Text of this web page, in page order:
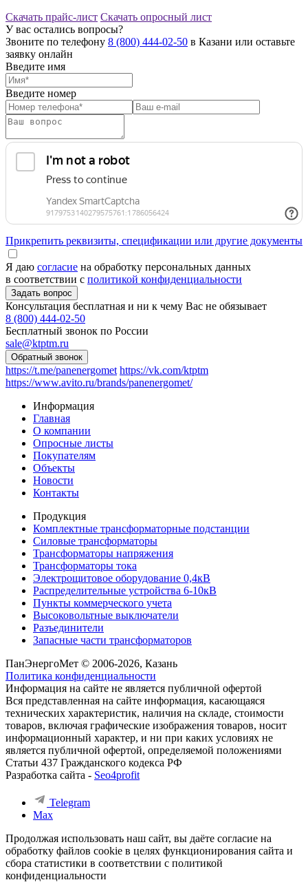
Скачать прайс-лист Скачать опросный лист
У вас остались вопросы?
Звоните по телефону 8 (800) 444-02-50 в Казани или оставьте
заявку онлайн
Введите имя
Введите номер
Прикрепить реквизиты, спецификации или другие документы
Я даю согласие на обработку персональных данных
в соответствии с политикой конфиденциальности
Консультация бесплатная и ни к чему Вас не обязывает
8 (800) 444-02-50
Бесплатный звонок по России
sale@ktptm.ru
https://t.me/panenergomet https://vk.com/ktptm
https://www.avito.ru/brands/panenergomet/
Информация
Главная
О компании
Опросные листы
Покупателям
Объекты
Новости
Контакты
Продукция
Комплектные трансформаторные подстанции
Силовые трансформаторы
Трансформаторы напряжения
Трансформаторы тока
Электрощитовое оборудование 0,4кВ
Распределительные устройства 6-10кВ
Пункты коммерческого учета
Высоковольтные выключатели
Разъединители
Запасные части трансформаторов
ПанЭнергоМет © 2006-2026, Казань
Политика конфиденциальности
Информация на сайте не является публичной офертой
Вся представленная на сайте информация, касающаяся
технических характеристик, наличия на складе, стоимости
товаров, включая графические изображения товаров, носит
информационный характер, и ни при каких условиях не
является публичной офертой, определяемой положениями
Статьи 437 Гражданского кодекса РФ
Разработка сайта - Seo4profit
Telegram
Max
Продолжая использовать наш сайт, вы даёте согласие на
обработку файлов cookie в целях функционирования сайта и
сбора статистики в соответствии с политикой
конфиденциальности